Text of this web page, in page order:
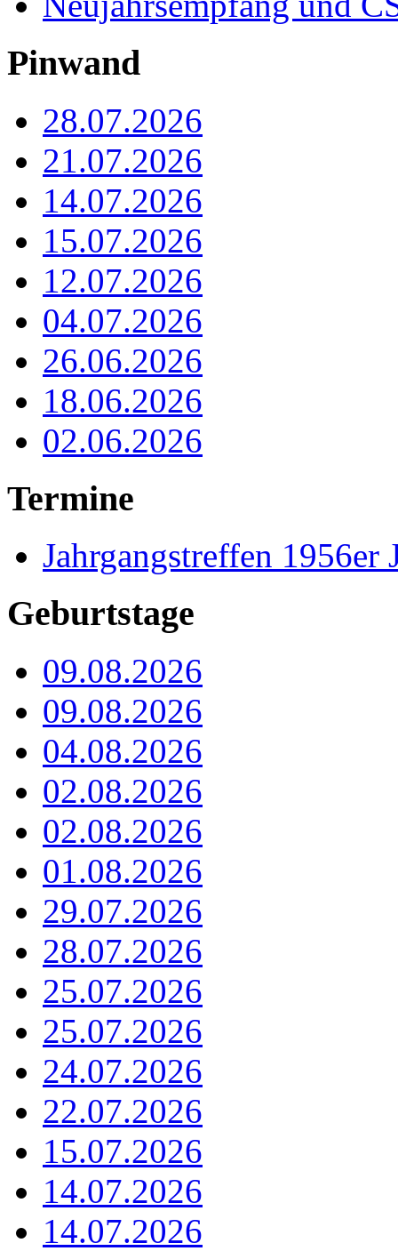
Pinwand
28.07.2026
21.07.2026
14.07.2026
15.07.2026
12.07.2026
04.07.2026
26.06.2026
18.06.2026
02.06.2026
Termine
Jahrgangstreffen 1956er
Geburtstage
09.08.2026
09.08.2026
04.08.2026
02.08.2026
02.08.2026
01.08.2026
29.07.2026
28.07.2026
25.07.2026
25.07.2026
24.07.2026
22.07.2026
15.07.2026
14.07.2026
14.07.2026